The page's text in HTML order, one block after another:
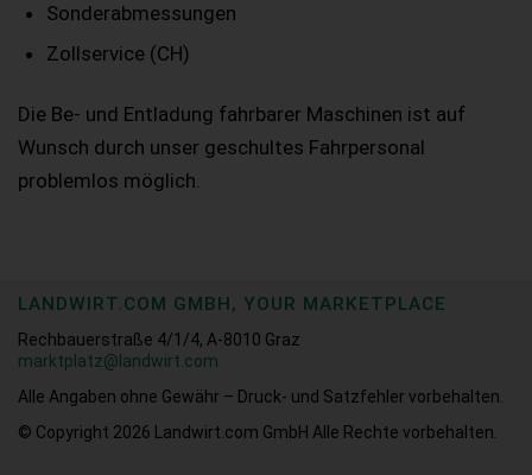
Sonderabmessungen
Zollservice (CH)
Die Be- und Entladung fahrbarer Maschinen ist auf
Wunsch durch unser geschultes Fahrpersonal
problemlos möglich.
LANDWIRT.COM GMBH, YOUR MARKETPLACE
Rechbauerstraße 4/1/4, A-8010 Graz
marktplatz@landwirt.com
Alle Angaben ohne Gewähr – Druck- und Satzfehler vorbehalten.
© Copyright 2026
Landwirt.com GmbH Alle Rechte vorbehalten.